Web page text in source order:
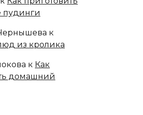
пудинги
к
из кролика
к Как
домашний